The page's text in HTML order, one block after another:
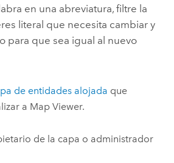
en una abreviatura, filtre la
literal que necesita cambiar y
para que sea igual al nuevo
de entidades alojada que
a Map Viewer.
de la capa o administrador